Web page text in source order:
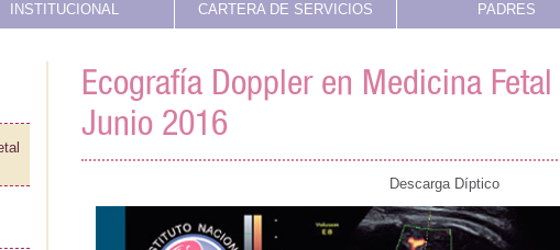
INSTITUCIONAL CARTERA DE SERVICIOS PADRES
Ecografía Doppler en Medicina
Junio 2016
Descarga Díptico